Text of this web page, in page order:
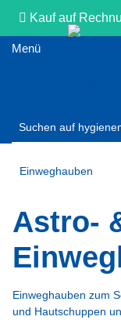
Kauf auf
Einweghauben
Astro-
Einweghauben zum
und Hautschuppen